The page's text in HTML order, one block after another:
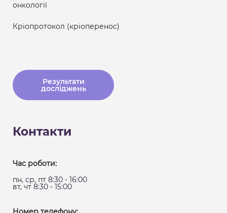
онкології
Кріопротокол (кріоперенос)
Результати
досліджень
Контакти
Час роботи:
пн, ср, пт 8:30 - 16:00
вт, чт 8:30 - 15:00